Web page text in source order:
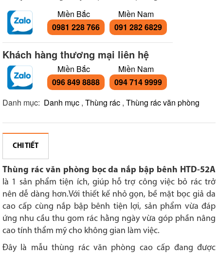
Miền Bắc
0981 228 766
Miền Nam
091 282 6829
Khách hàng thương mại liên hệ
Miền Bắc
096 849 8888
Miền Nam
094 714 9999
Danh mục: Danh mục , Thùng rác , Thùng rác văn phòng
CHI TIẾT
Thùng rác văn phòng bọc da nắp bập bênh HTD-52A
là 1 sản phẩm tiện ích, giúp hỗ trợ công việc bỏ rác trở
nên dễ dàng hơn.Với thiết kế nhỏ gọn, bề mặt bọc giả da
cao cấp cùng nắp bập bênh tiện lợi, sản phẩm vừa đáp
ứng nhu cầu thu gom rác hằng ngày vừa góp phần nâng
cao tính thẩm mỹ cho không gian làm việc.
Đây là mẫu thùng rác văn phòng cao cấp đang được